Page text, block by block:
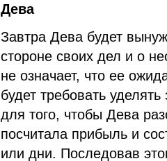
Дева
Завтра Дева будет
стороне своих дел и о
не означает, что ее
будет требовать
для того, чтобы Дева
посчитала прибыль и
или дни. Последовав